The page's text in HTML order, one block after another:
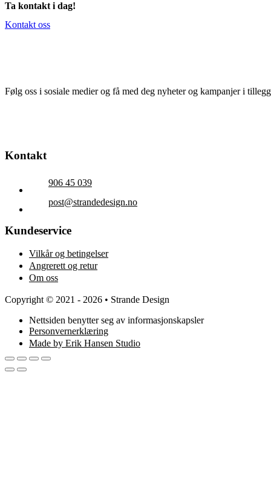
Ta kontakt i dag!
Kontakt oss
Følg oss i sosiale medier og få med deg nyheter og kampanjer i
Kontakt
906 45 039
post@strandedesign.no
Kundeservice
Vilkår og betingelser
Angrerett og retur
Om oss
Copyright © 2021 - 2026 • Strande Design
Nettsiden benytter seg av informasjonskapsler
Personvernerklæring
Made by Erik Hansen Studio